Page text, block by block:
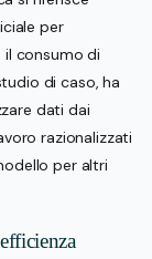
per
il consumo di
di caso, ha
dati dai
razionalizzati
per altri